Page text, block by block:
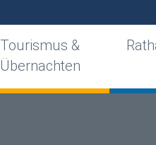
Tourismus &
Übernachten